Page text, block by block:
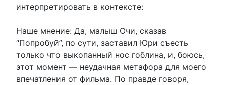
интерпретировать в контексте:
Наше мнение: Да, малыш Очи, сказав
“Попробуй”, по сути, заставил Юри съесть
только что выкопанный нос гоблина, и, боюсь,
этот момент — неудачная метафора для моего
впечатления от фильма. По правде говоря,